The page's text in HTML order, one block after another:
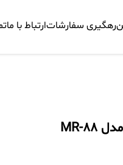
رهگیری سفارشاتارتباط با ما